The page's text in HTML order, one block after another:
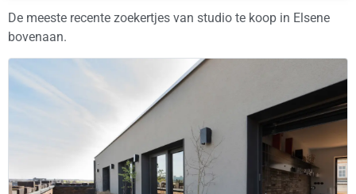
De meeste recente zoekertjes van studio te koop in Elsene
bovenaan.